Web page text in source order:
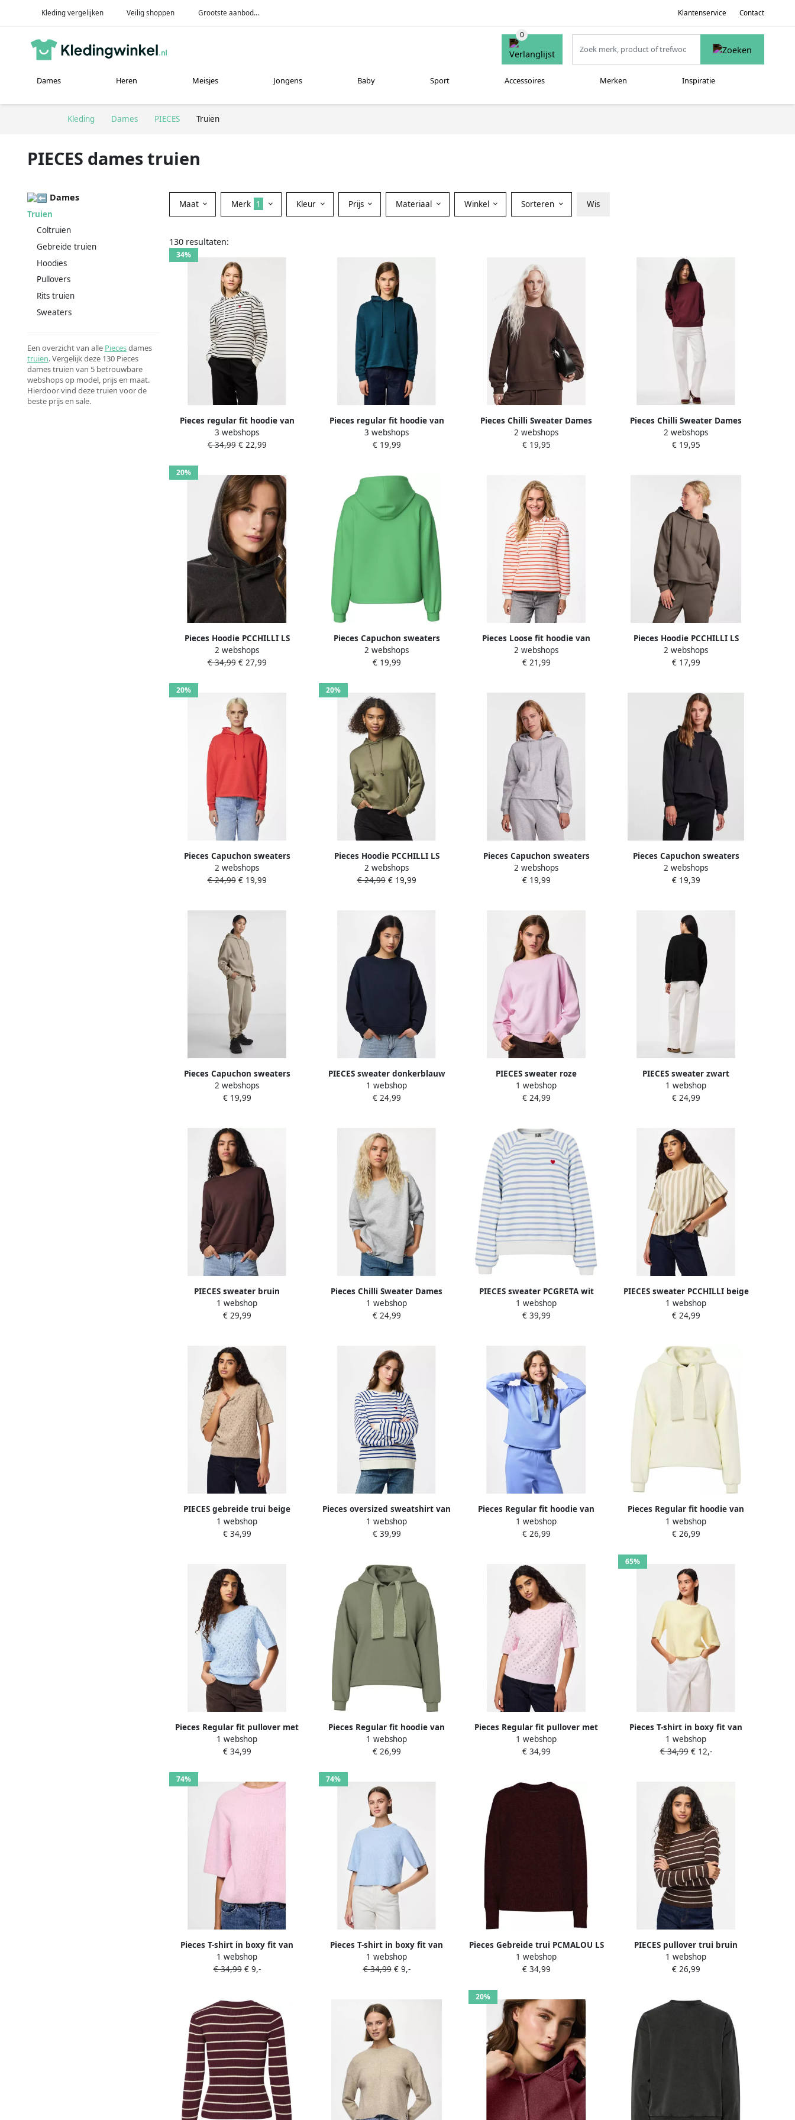
Kleding vergelijken Veilig shoppen Grootste aanbod... Klantenservice Contact
Dames Heren Meisjes Jongens Baby Sport Accessoires Merken Inspiratie
Kleding Dames PIECES Truien
PIECES dames truien
Dames
Truien
Coltruien
Gebreide truien
Hoodies
Pullovers
Rits truien
Sweaters
Een overzicht van alle Piecesdames
truien. Vergelijk deze 130 Pieces
dames truien van 5 betrouwbare
webshops op model, prijs en maat.
Hierdoor vind deze truien voor de
beste prijs en sale.
Maat Merk 1 Kleur Prijs Materiaal Winkel Sorteren Wis
130 resultaten:
34%
Pieces regular fit hoodie van
katoenmix model 'CHILLI'
3 webshops
€ 34,99€ 22,99
Pieces regular fit hoodie van
katoenmix model 'CHILLI'
3 webshops
€ 19,99
Pieces Chilli Sweater Dames
2 webshops
€ 19,95
Pieces Chilli Sweater Dames
2 webshops
€ 19,95
20%
Pieces Hoodie PCCHILLI LS
WASHED SWEAT HOODIE NOOS BC
2 webshops
€ 34,99€ 27,99
Pieces Capuchon sweaters
Pcchilli
2 webshops
€ 19,99
Pieces Loose fit hoodie van
katoenmix model 'CHILLI'
2 webshops
€ 21,99
Pieces Hoodie PCCHILLI LS
HOODIE NOOS BC
2 webshops
€ 17,99
20%
Pieces Capuchon sweaters
Pcchilli
2 webshops
€ 24,99€ 19,99
20%
Pieces Hoodie PCCHILLI LS
HOODIE NOOS BC
2 webshops
€ 24,99€ 19,99
Pieces Capuchon sweaters
PCCHILLI LS HOODIE
2 webshops
€ 19,99
Pieces Capuchon sweaters
PCCHILLI LS HOODIE
2 webshops
€ 19,39
Pieces Capuchon sweaters
Pcchilli
2 webshops
€ 19,99
PIECES sweater donkerblauw
1 webshop
€ 24,99
PIECES sweater roze
1 webshop
€ 24,99
PIECES sweater zwart
1 webshop
€ 24,99
PIECES sweater bruin
1 webshop
€ 29,99
Pieces Chilli Sweater Dames
1 webshop
€ 24,99
PIECES sweater PCGRETA wit
lichtblauw
1 webshop
€ 39,99
PIECES sweater PCCHILLI beige
ecru
1 webshop
€ 24,99
PIECES gebreide trui beige
gehaakt
1 webshop
€ 34,99
Pieces oversized sweatshirt van
katoenmix model 'GRETA'
1 webshop
€ 39,99
Pieces Regular fit hoodie van
katoenmix model 'CHILLI'
1 webshop
€ 26,99
Pieces Regular fit hoodie van
katoenmix model 'CHILLI'
1 webshop
€ 26,99
Pieces Regular fit pullover met
wol Model 'LELOU'
1 webshop
€ 34,99
Pieces Regular fit hoodie van
katoenmix model 'CHILLI'
1 webshop
€ 26,99
Pieces Regular fit pullover met
wol Model 'LELOU'
1 webshop
€ 34,99
65%
Pieces T-shirt in boxy fit van
ribbreisel met wolgehalte model
'SILLY'
1 webshop
€ 34,99€ 12,-
74%
Pieces T-shirt in boxy fit van
ribbreisel met wolgehalte model
'SILLY'
1 webshop
€ 34,99€ 9,-
74%
Pieces T-shirt in boxy fit van
ribbreisel met wolgehalte model
'SILLY'
1 webshop
€ 34,99€ 9,-
Pieces Gebreide trui PCMALOU LS
O-NECK CUTLINE KNIT NOOS BC
1 webshop
€ 34,99
PIECES pullover trui bruin
1 webshop
€ 26,99
20%